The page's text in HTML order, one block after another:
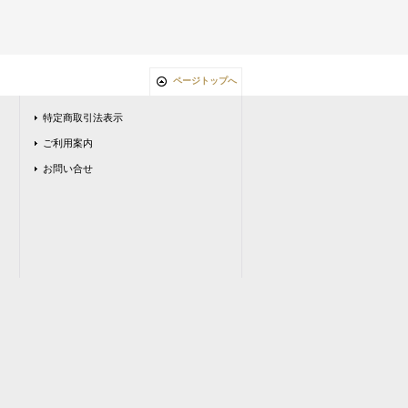
ページトップへ
特定商取引法表示
ご利用案内
お問い合せ